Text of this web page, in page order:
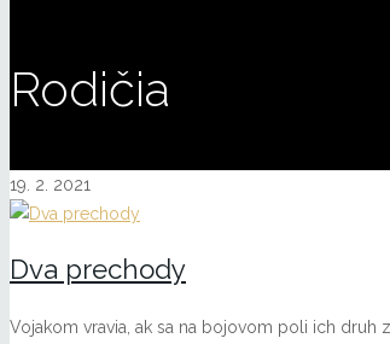
Rodičia
19. 2. 2021
Dva prechody
Vojakom vravia, ak sa na bojovom poli ich druh